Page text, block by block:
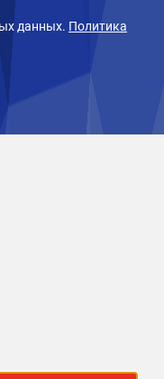
данных. Политика